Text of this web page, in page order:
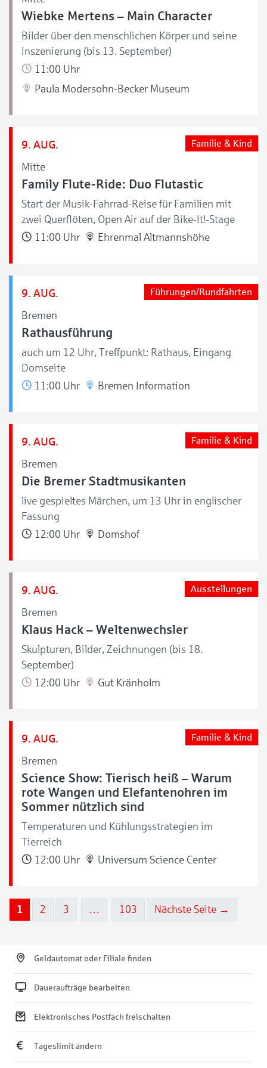
Wiebke Mertens – Main Character
Bilder über den menschlichen Körper und seine
Inszenierung (bis 13. September)
11:00 Uhr
Paula Modersohn-Becker Museum
9. AUG.
Mitte
Familie & Kind
Family Flute-Ride: Duo Flutastic
Start der Musik-Fahrrad-Reise für Familien mit
zwei Querflöten, Open Air auf der Bike-It!-Stage
11:00 Uhr
Ehrenmal Altmannshöhe
9. AUG.
Bremen
Führungen/Rundfahrten
Rathausführung
auch um 12 Uhr, Treffpunkt: Rathaus, Eingang
Domseite
11:00 Uhr
Bremen Information
9. AUG.
Bremen
Familie & Kind
Die Bremer Stadtmusikanten
live gespieltes Märchen, um 13 Uhr in englischer
Fassung
12:00 Uhr
Domshof
9. AUG.
Bremen
Ausstellungen
Klaus Hack – Weltenwechsler
Skulpturen, Bilder, Zeichnungen (bis 18.
September)
12:00 Uhr
Gut Kränholm
9. AUG.
Bremen
Familie & Kind
Science Show: Tierisch heiß – Warum
rote Wangen und Elefantenohren im
Sommer nützlich sind
Temperaturen und Kühlungsstrategien im
Tierreich
12:00 Uhr
Universum Science Center
1 2 3 … 103 Nächste Seite →
Geldautomat oder Filiale finden
Daueraufträge bearbeiten
Elektronisches Postfach freischalten
Tageslimit ändern